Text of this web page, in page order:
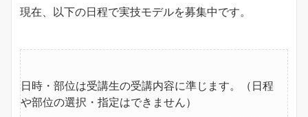
現在、以下の日程で実技モデルを募集中です。
日時・部位は受講生の受講内容に準じます。（日程
や部位の選択・指定はできません）